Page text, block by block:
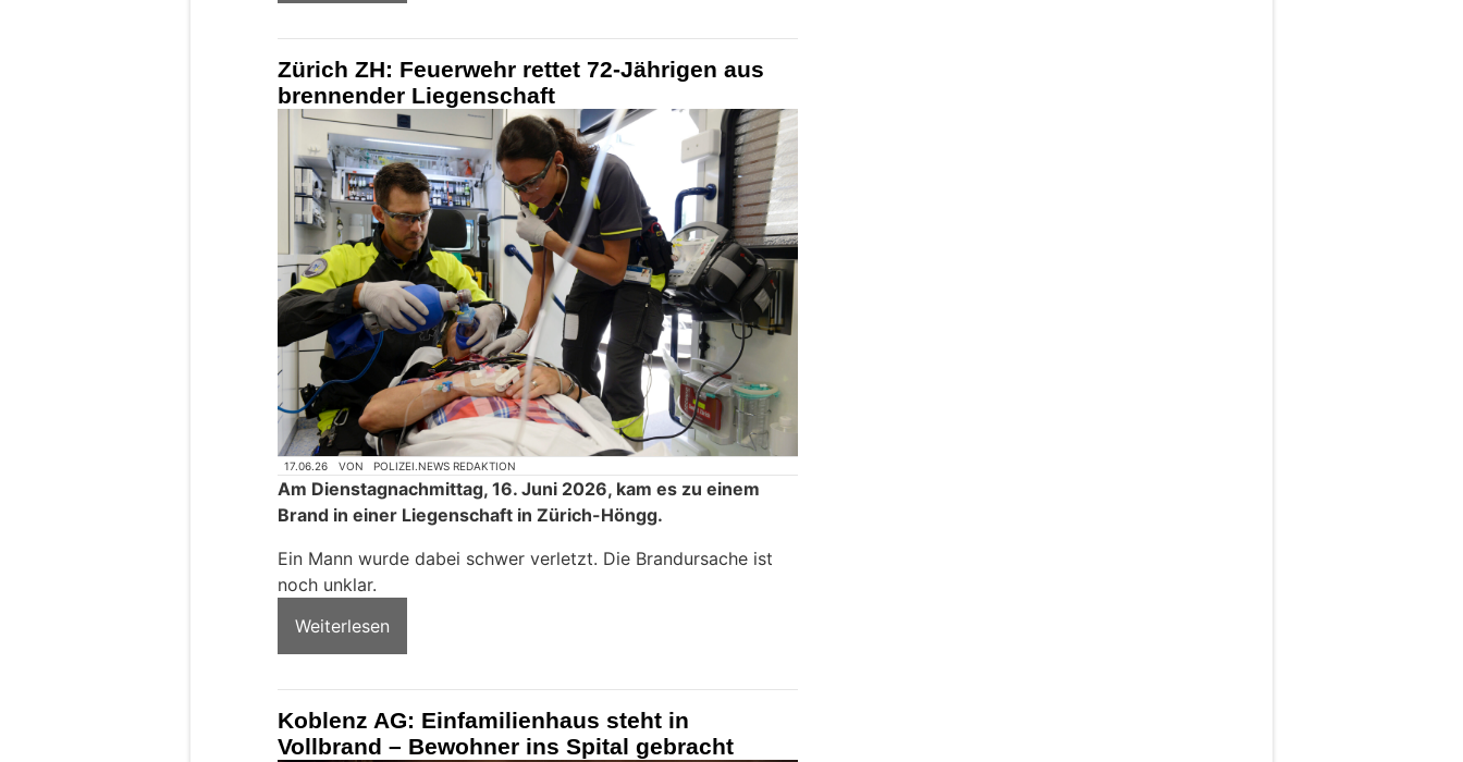
Zürich ZH: Feuerwehr rettet 72-Jährigen aus
brennender Liegenschaft
17.06.26 VON POLIZEI.NEWS REDAKTION
Am Dienstagnachmittag, 16. Juni 2026, kam es zu einem
Brand in einer Liegenschaft in Zürich-Höngg.
Ein Mann wurde dabei schwer verletzt. Die Brandursache ist
noch unklar.
Weiterlesen
Koblenz AG: Einfamilienhaus steht in
Vollbrand – Bewohner ins Spital gebracht